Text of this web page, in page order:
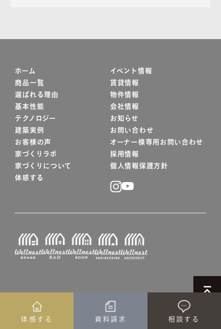
体感する 資料請求 相談する
ホーム
商品一覧
選ばれる理由
基本性能
テクノロジー
建築実例
お客様の声
家づくりラボ
家づくりについて
体感する
イベント情報
賃貸情報
物件情報
会社情報
お知らせ
お問い合わせ
オーナー様専用お問い合わせ
採用情報
個人情報保護方針
© WELLNEST HOME